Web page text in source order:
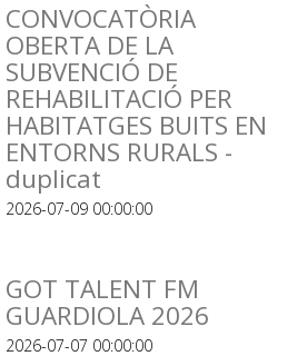
CONVOCATÒRIA
OBERTA DE LA
SUBVENCIÓ DE
REHABILITACIÓ PER
HABITATGES BUITS EN
ENTORNS RURALS -
duplicat
2026-07-09 00:00:00
GOT TALENT FM
GUARDIOLA 2026
2026-07-07 00:00:00